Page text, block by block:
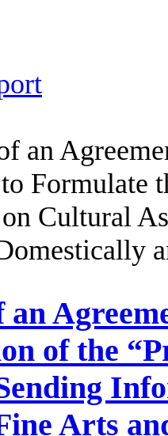
an
Formulate
Cultural
an
of the
Arts